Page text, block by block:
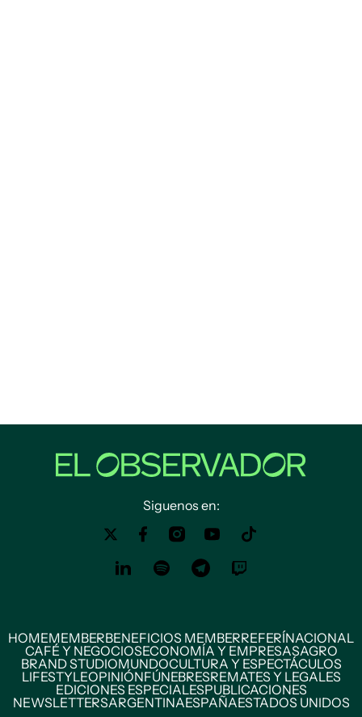
Siguenos en:
HOMEMEMBERBENEFICIOS MEMBERREFERÍNACIONAL
CAFÉ Y NEGOCIOSECONOMÍA Y EMPRESASAGRO
BRAND STUDIOMUNDOCULTURA Y ESPECTÁCULOS
LIFESTYLEOPINIÓNFÚNEBRESREMATES Y LEGALES
EDICIONES ESPECIALESPUBLICACIONES
NEWSLETTERSARGENTINAESPAÑAESTADOS UNIDOS